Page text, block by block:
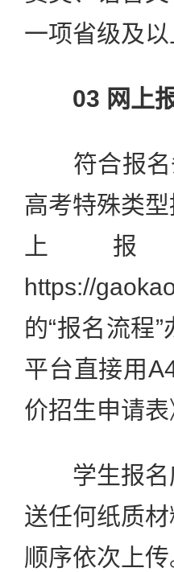
一项省级及以
03 网上
符合报名
高考特殊类
上
https://
的“报名流程
平台直接用
价招生申请
学生报名
送任何纸质
顺序依次上